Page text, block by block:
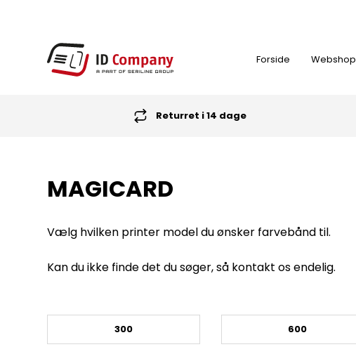
Forside Webshop
ID-KORT PRINTER
NØGLEBRIKKER (RFID TAGS)
Returret i 14 dage
MAGICARD
Vælg hvilken printer model du ønsker farvebånd til.
Kan du ikke finde det du søger, så kontakt os endelig.
300 600